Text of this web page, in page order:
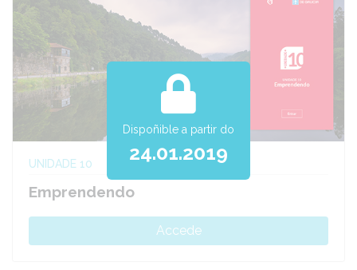
UNIDADE 10
Emprendendo
Accede
Dispoñible a partir do
24.01.2019